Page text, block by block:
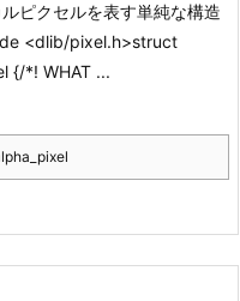
ピクセルを表す単純な構造
<dlib/pixel.h>struct
{/*! WHAT ...